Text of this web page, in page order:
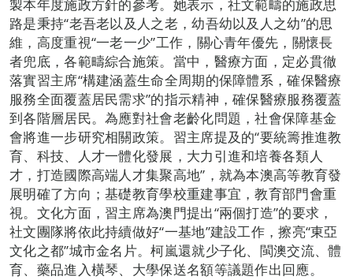
製本年度施政方針的參考。她表示，社文範疇的施政思
路是秉持“老吾老以及人之老，幼吾幼以及人之幼”的思
維，高度重視“一老一少”工作，關心青年優先，關懷長
者兜底，各範疇綜合施策。當中，醫療方面，定必貫徹
落實習主席“構建涵蓋生命全周期的保障體系，確保醫療
服務全面覆蓋居民需求”的指示精神，確保醫療服務覆蓋
到各階層居民。為應對社會老齡化問題，社會保障基金
會將進一步研究相關政策。習主席提及的“要統籌推進教
育、科技、人才一體化發展，大力引進和培養各類人
才，打造國際高端人才集聚高地”，就為本澳高等教育發
展明確了方向；基礎教育學校重建事宜，教育部門會重
視。文化方面，習主席為澳門提出“兩個打造”的要求，
社文團隊將依此持續做好“一基地”建設工作，擦亮“東亞
文化之都”城市金名片。柯嵐還就少子化、閩澳交流、體
育、藥品進入橫琴、大學保送名額等議題作出回應。